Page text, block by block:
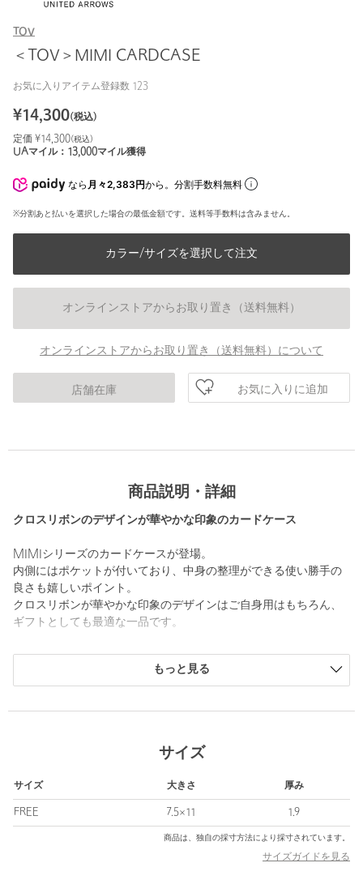
TOV
＜TOV＞MIMI CARDCASE
お気に入りアイテム登録数 123
¥14,300(税込)
定価 ¥14,300(税込)
UAマイル： 13,000マイル獲得
なら 月々2,383円から。分割手数料無料
※分割あと払いを選択した場合の最低金額です。送料等手数料は含みません。
カラー/サイズを選択して注文
オンラインストアからお取り置き（送料無料）
オンラインストアからお取り置き（送料無料）について
店舗在庫 お気に入りに追加
商品説明・詳細
クロスリボンのデザインが華やかな印象のカードケース
MIMIシリーズのカードケースが登場。
内側にはポケットが付いており、中身の整理ができる使い勝手の
良さも嬉しいポイント。
クロスリボンが華やかな印象のデザインはご自身用はもちろん、
ギフトとしても最適な一品です。
＜TOV（トーヴ）＞
2018年スタートのバッグブランド。
欧米とアジアの中央に位置する中東の言葉のヘブライ語で「良
が手に取った時に”良い”と感じられるものを」という思いを込め
【注意事項】
※商品画像は、光の当たり具合やパソコンなどの閲覧環境によ
り、実際の色味と異なって見える場合がございます。あらかじめ
もっと見る
サイズ
サイズ 大きさ 厚み
FREE 7.5×11 1.9
商品は、独自の採寸方法により採寸されています。
サイズガイドを見る